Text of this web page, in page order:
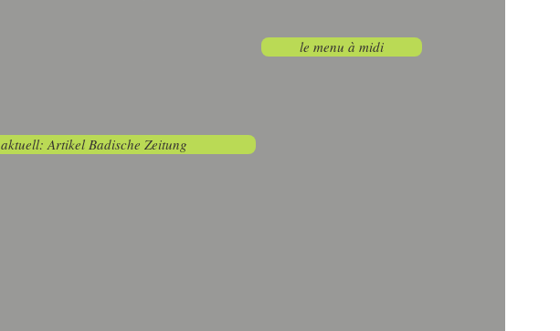
le menu à midi
aktuell: Artikel Badische Zeitung